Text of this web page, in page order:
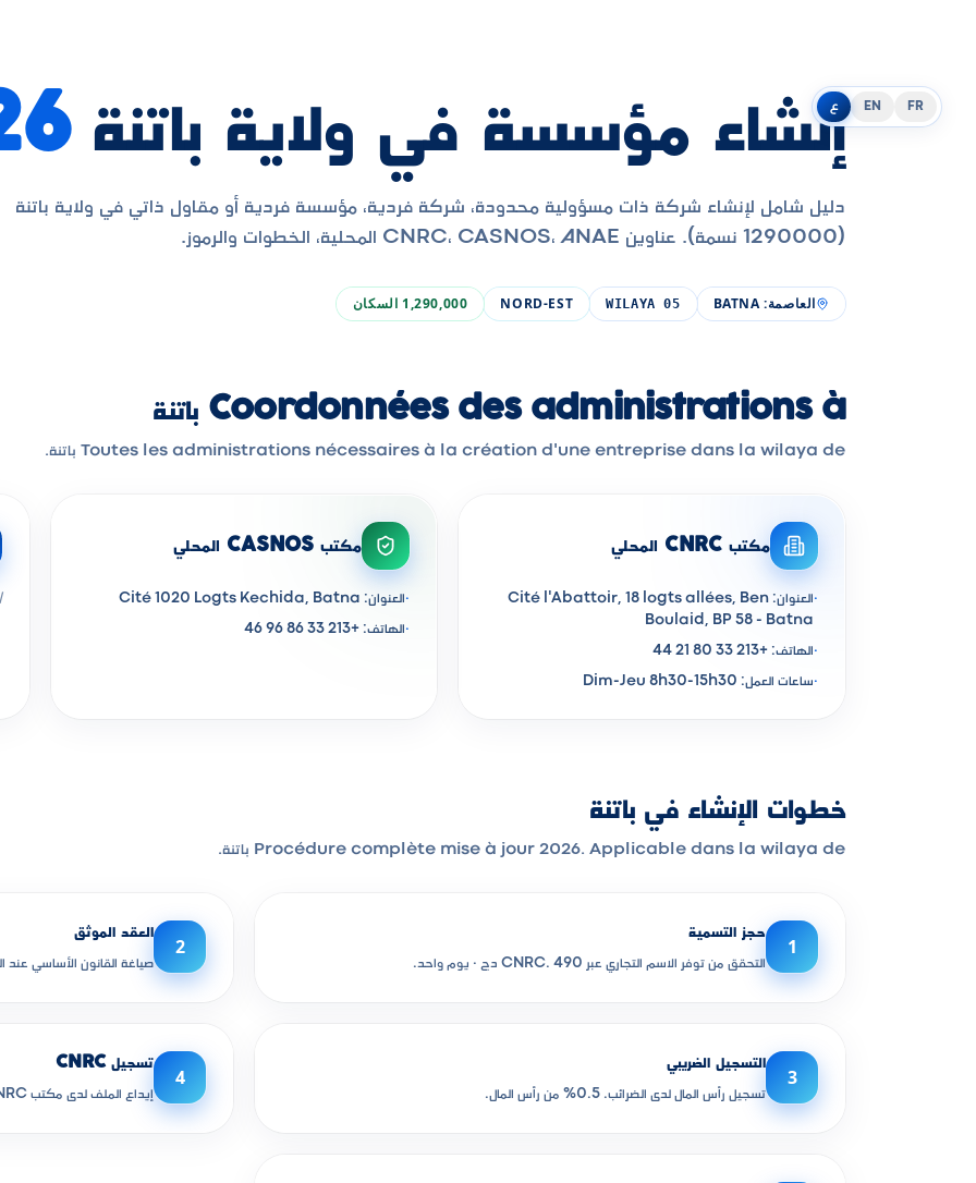
FR
EN ع
إنشاء مؤسسة في ولاية باتنة
دليل شامل لإنشاء شركة ذات مسؤولية محدودة، شركة فردية، مؤسسة فردية أو مقاول ذاتي في ولاية باتنة
(1290000 نسمة). عناوين CNRC، CASNOS، ANAE المحلية، الخطوات والرموز.
العاصمة:
BATNA
WILAYA05
NORD-EST
1,290,000 السكان
Coordonnées des administrations à باتنة
Toutes les administrations nécessaires à la création d'une entreprise dans la wilaya de باتنة.
مكتب CNRC المحلي
·
العنوان: Cité l'Abattoir, 18 logts allées, Ben
Boulaid, BP 58 - Batna
·الهاتف: +213 33 80 21 44
·ساعات العمل: Dim-Jeu 8h30-15h30
مكتب CASNOS المحلي
·العنوان: Cité 1020 Logts Kechida, Batna
·الهاتف: +213 33 86 96 46
خطوات الإنشاء في باتنة
Procédure complète mise à jour 2026. Applicable dans la wilaya de باتنة.
1
حجز التسمية
التحقق من توفر الاسم التجاري عبر CNRC. 490 دج · يوم واحد.
2
العقد الموثق
صياغة القانون الأساسي عند الموثق. 30,000-80,000
3
التسجيل الضريبي
تسجيل رأس المال لدى الضرائب. 0.5% من رأس المال.
4
تسجيل CNRC
إيداع الملف لدى مكتب CNRC في الولاية. 3-5 أيام عمل.